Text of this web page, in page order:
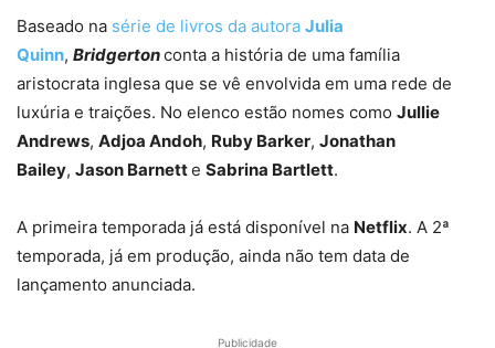
Baseado na série de livros da autora Julia
Quinn, Bridgertonconta a história de uma família
aristocrata inglesa que se vê envolvida em uma rede de
luxúria e traições. No elenco estão nomes como Jullie
Andrews, Adjoa Andoh, Ruby Barker, Jonathan
Bailey, Jason Barnette Sabrina Bartlett.
A primeira temporada já está disponível na Netflix. A 2ª
temporada, já em produção, ainda não tem data de
lançamento anunciada.
Publicidade